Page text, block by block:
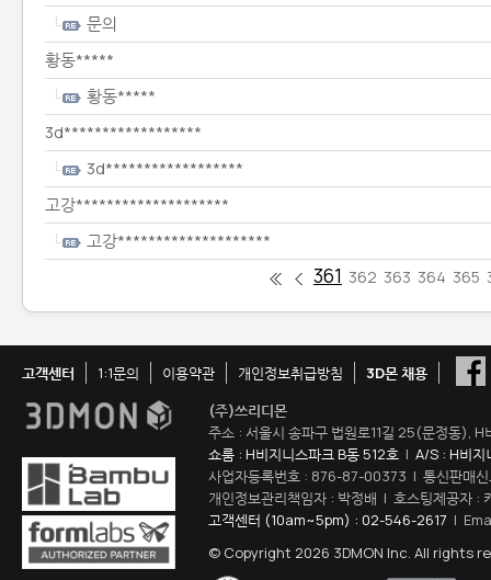
문의
황동*****
황동*****
3d******************
3d******************
고강********************
고강********************
361 362 363 364 365
고객센터 1:1문의 이용약관 개인정보취급방침
3D몬 채용
(주)쓰리디몬
주소 : 서울시 송파구 법원로11길 25(문정동),
쇼룸 : H비지니스파크 B동 512호 | A/S : H비지
사업자등록번호 : 876-87-00373 | 통신판매
개인정보관리책임자 : 박정배 | 호스팅제공자 :
고객센터 (10am~5pm) : 02-546-2617 |
© Copyright 2026 3DMON Inc. All rights